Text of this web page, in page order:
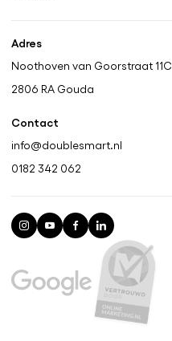
Adres
Noothoven van Goorstraat 11C
2806 RA Gouda
Contact
info@doublesmart.nl
0182 342 062